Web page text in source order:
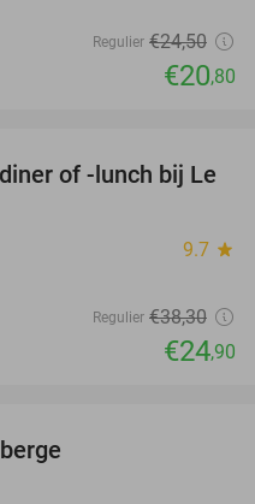
Regulier €24,50
€20,80
35%
of -lunch bij Le
9.7 star
Regulier €38,30
€24,90